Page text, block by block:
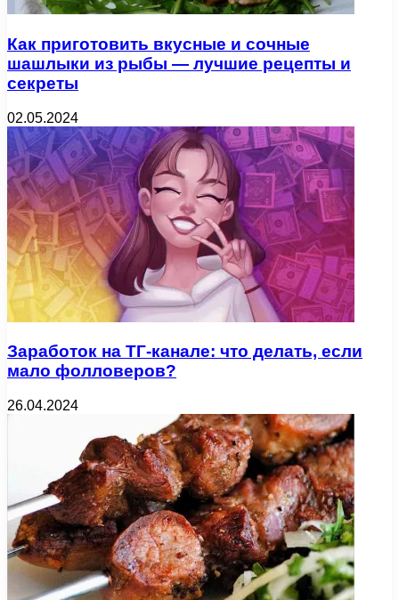
Как приготовить вкусные и сочные
шашлыки из рыбы — лучшие рецепты и
секреты
02.05.2024
Заработок на ТГ-канале: что делать, если
мало фолловеров?
26.04.2024